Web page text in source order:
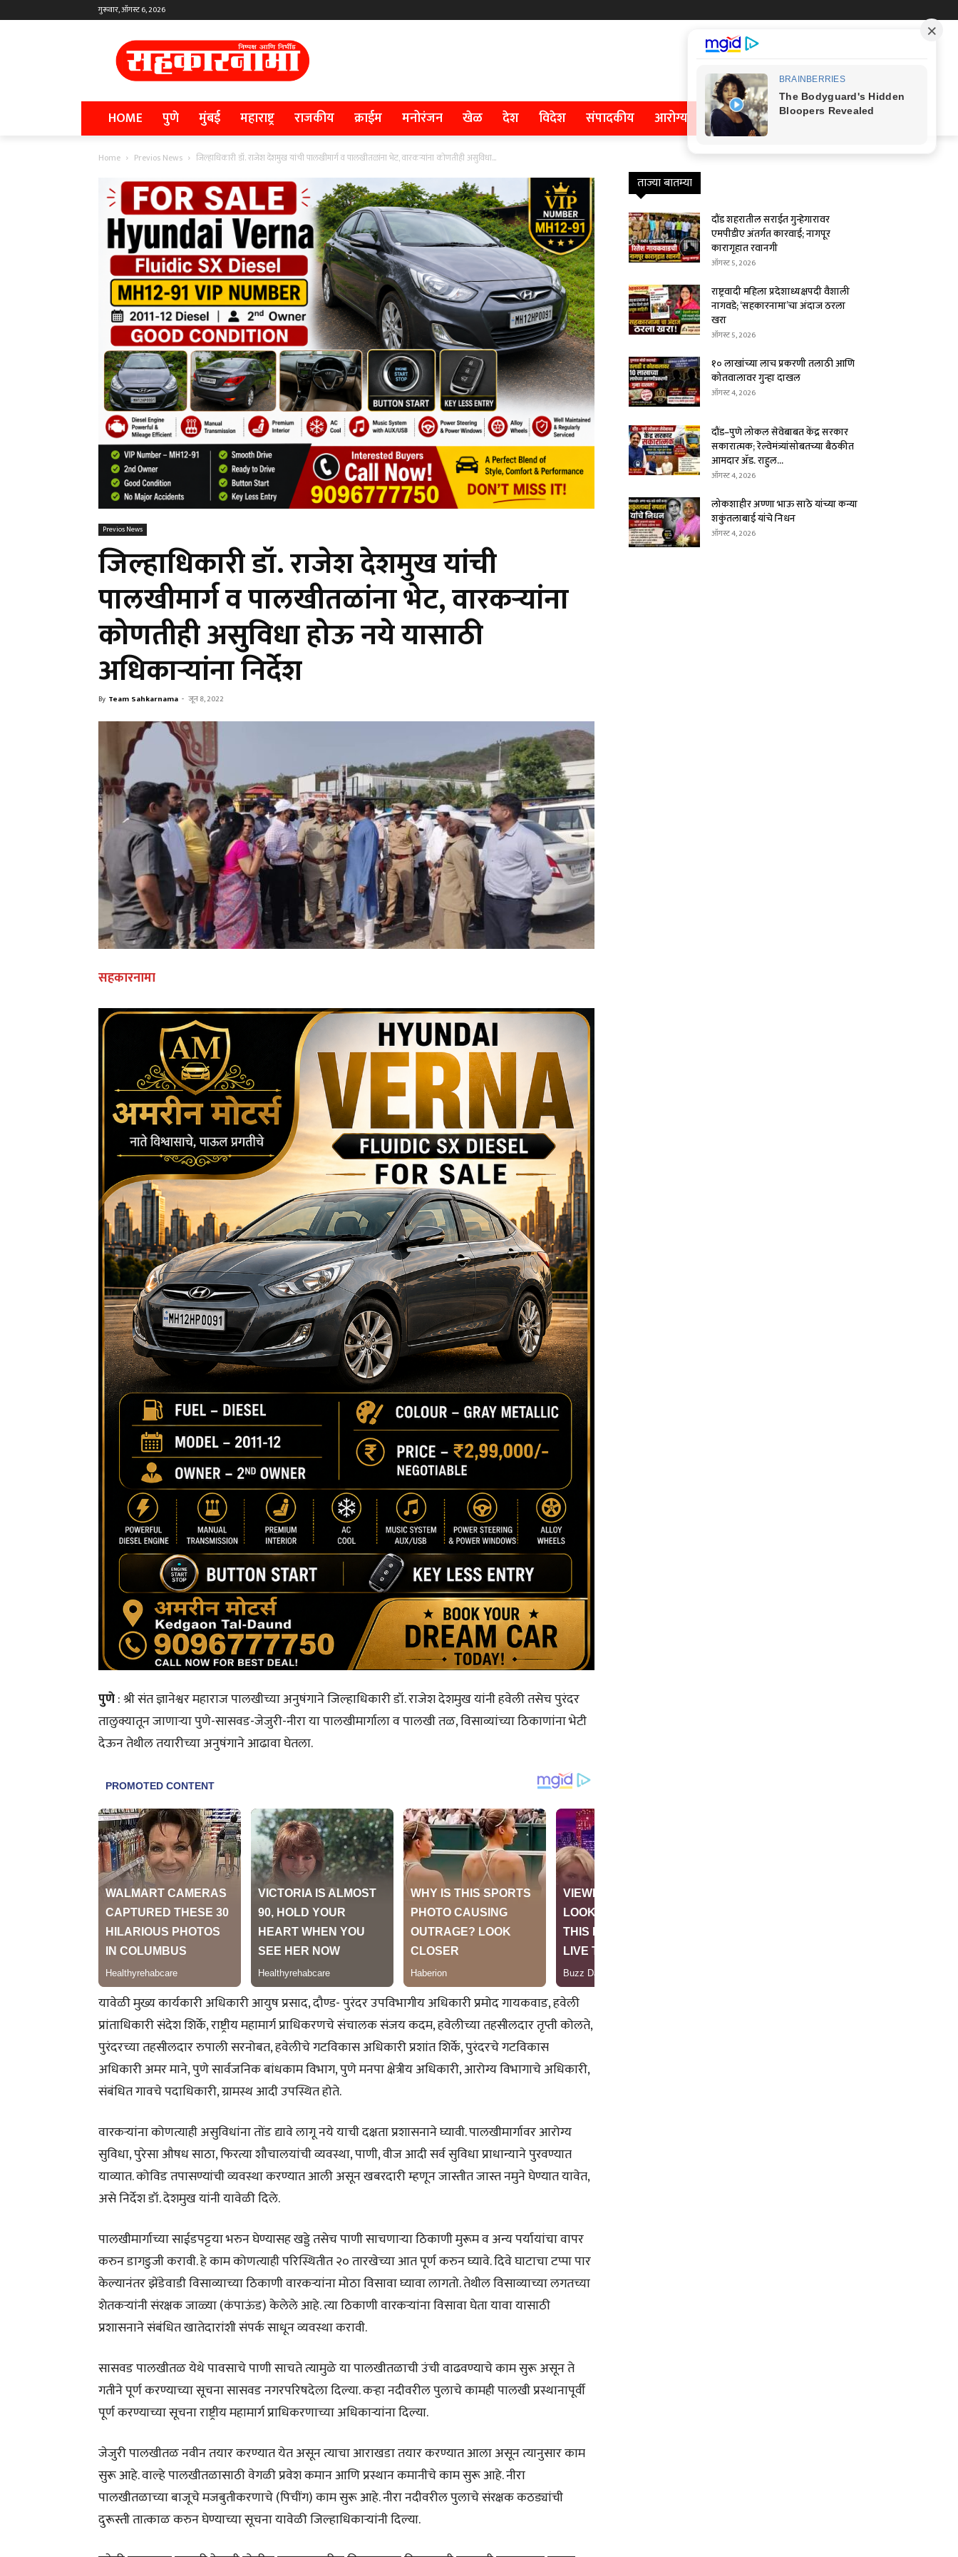
गुरूवार, ऑगस्ट 6, 2026
HOME पुणे मुंबई महाराष्ट्र राजकीय क्राईम मनोरंजन खेळ देश विदेश संपादकीय आरोग्य
Home Previos News जिल्हाधिकारी डॉ. राजेश देशमुख यांची पालखीमार्ग व पालखीतळांना भेट, वारकऱ्यांना कोणतीही असुविधा...
Previos News
जिल्हाधिकारी डॉ. राजेश देशमुख यांची
पालखीमार्ग व पालखीतळांना भेट, वारकऱ्यांना
कोणतीही असुविधा होऊ नये यासाठी
अधिकाऱ्यांना निर्देश
By Team Sahkarnama - जून 8, 2022
सहकारनामा
पुणे: श्री संत ज्ञानेश्वर महाराज पालखीच्या अनुषंगाने जिल्हाधिकारी डॉ. राजेश देशमुख यांनी हवेली तसेच पुरंदर
तालुक्यातून जाणाऱ्या पुणे-सासवड-जेजुरी-नीरा या पालखीमार्गाला व पालखी तळ, विसाव्यांच्या ठिकाणांना भेटी
देऊन तेथील तयारीच्या अनुषंगाने आढावा घेतला.
यावेळी मुख्य कार्यकारी अधिकारी आयुष प्रसाद, दौण्ड- पुरंदर उपविभागीय अधिकारी प्रमोद गायकवाड, हवेली
प्रांताधिकारी संदेश शिर्के, राष्ट्रीय महामार्ग प्राधिकरणचे संचालक संजय कदम, हवेलीच्या तहसीलदार तृप्ती कोलते,
पुरंदरच्या तहसीलदार रुपाली सरनोबत, हवेलीचे गटविकास अधिकारी प्रशांत शिर्के, पुरंदरचे गटविकास
अधिकारी अमर माने, पुणे सार्वजनिक बांधकाम विभाग, पुणे मनपा क्षेत्रीय अधिकारी, आरोग्य विभागाचे अधिकारी,
संबंधित गावचे पदाधिकारी, ग्रामस्थ आदी उपस्थित होते.
वारकऱ्यांना कोणत्याही असुविधांना तोंड द्यावे लागू नये याची दक्षता प्रशासनाने घ्यावी. पालखीमार्गावर आरोग्य
सुविधा, पुरेसा औषध साठा, फिरत्या शौचालयांची व्यवस्था, पाणी, वीज आदी सर्व सुविधा प्राधान्याने पुरवण्यात
याव्यात. कोविड तपासण्यांची व्यवस्था करण्यात आली असून खबरदारी म्हणून जास्तीत जास्त नमुने घेण्यात यावेत,
असे निर्देश डॉ. देशमुख यांनी यावेळी दिले.
पालखीमार्गाच्या साईडपट्टया भरुन घेण्यासह खड्डे तसेच पाणी साचणाऱ्या ठिकाणी मुरूम व अन्य पर्यायांचा वापर
करुन डागडुजी करावी. हे काम कोणत्याही परिस्थितीत २० तारखेच्या आत पूर्ण करुन घ्यावे. दिवे घाटाचा टप्पा पार
केल्यानंतर झेंडेवाडी विसाव्याच्या ठिकाणी वारकऱ्यांना मोठा विसावा घ्यावा लागतो. तेथील विसाव्याच्या लगतच्या
शेतकऱ्यांनी संरक्षक जाळ्या (कंपाऊंड) केलेले आहे. त्या ठिकाणी वारकऱ्यांना विसावा घेता यावा यासाठी
प्रशासनाने संबंधित खातेदारांशी संपर्क साधून व्यवस्था करावी.
सासवड पालखीतळ येथे पावसाचे पाणी साचते त्यामुळे या पालखीतळाची उंची वाढवण्याचे काम सुरू असून ते
गतीने पूर्ण करण्याच्या सूचना सासवड नगरपरिषदेला दिल्या. कऱ्हा नदीवरील पुलाचे कामही पालखी प्रस्थानापूर्वी
पूर्ण करण्याच्या सूचना राष्ट्रीय महामार्ग प्राधिकरणाच्या अधिकाऱ्यांना दिल्या.
जेजुरी पालखीतळ नवीन तयार करण्यात येत असून त्याचा आराखडा तयार करण्यात आला असून त्यानुसार काम
सुरू आहे. वाल्हे पालखीतळासाठी वेगळी प्रवेश कमान आणि प्रस्थान कमानीचे काम सुरू आहे. नीरा
पालखीतळाच्या बाजूचे मजबुतीकरणाचे (पिचींग) काम सुरू आहे. नीरा नदीवरील पुलाचे संरक्षक कठड्यांची
दुरूस्ती तात्काळ करुन घेण्याच्या सूचना यावेळी जिल्हाधिकाऱ्यांनी दिल्या.
ताज्या बातम्या
दौंड शहरातील सराईत गुन्हेगारावर
एमपीडीए अंतर्गत कारवाई; नागपूर
कारागृहात रवानगी
ऑगस्ट 5, 2026
राष्ट्रवादी महिला प्रदेशाध्यक्षपदी वैशाली
नागवडे; ‘सहकारनामा’चा अंदाज ठरला
खरा
ऑगस्ट 5, 2026
१० लाखांच्या लाच प्रकरणी तलाठी आणि
कोतवालावर गुन्हा दाखल
ऑगस्ट 4, 2026
दौंड–पुणे लोकल सेवेबाबत केंद्र सरकार
सकारात्मक; रेल्वेमंत्र्यांसोबतच्या बैठकीत
आमदार ॲड. राहुल...
ऑगस्ट 4, 2026
लोकशाहीर अण्णा भाऊ साठे यांच्या कन्या
शकुंतलाबाई यांचे निधन
ऑगस्ट 4, 2026